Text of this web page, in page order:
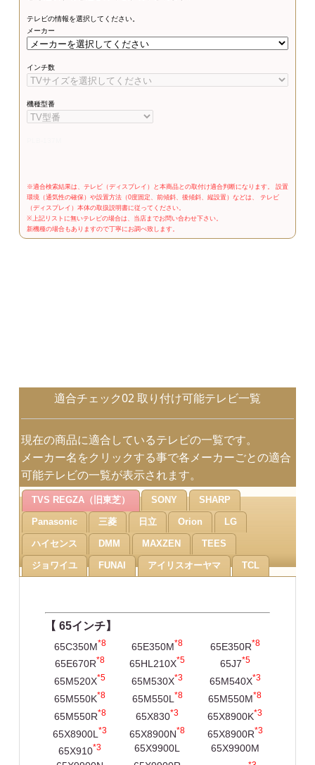
適合チェック02 取り付け可能テレビ一覧
現在の商品に適合しているテレビの一覧です。
メーカー名をクリックする事で各メーカーごとの適合
可能テレビの一覧が表示されます。